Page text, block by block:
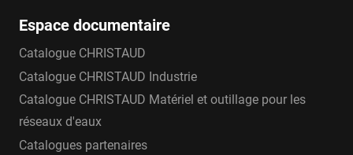
Espace documentaire
Catalogue CHRISTAUD
Catalogue CHRISTAUD Industrie
Catalogue CHRISTAUD Matériel et outillage pour les
réseaux d'eaux
Catalogues partenaires